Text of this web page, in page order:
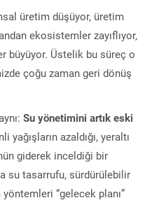
üretim düşüyor, üretim
ekosistemler zayıflıyor,
büyüyor. Üstelik bu süreç o
çoğu zaman geri dönüş
Su yönetimini artık eski
yağışların azaldığı, yeraltı
giderek inceldiği bir
su tasarrufu, sürdürülebilir
“gelecek planı”